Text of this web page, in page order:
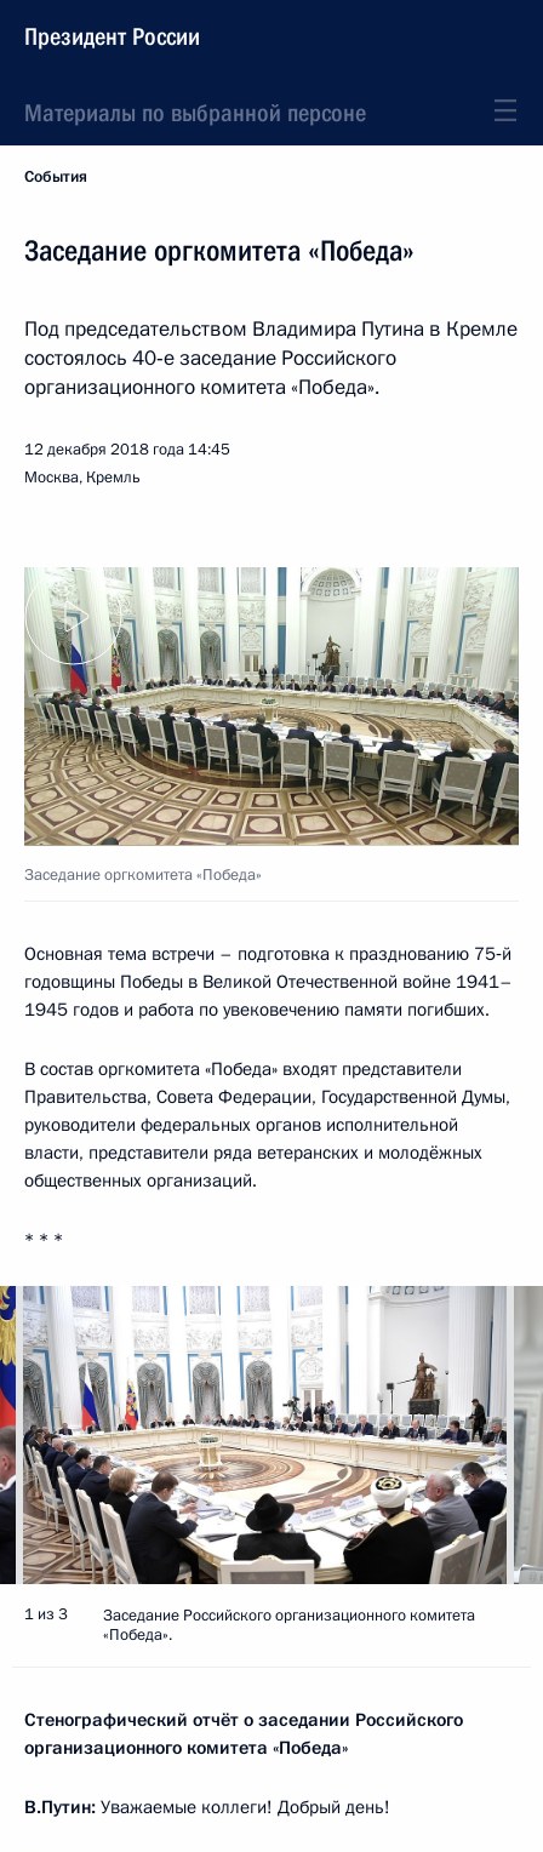
Президент России
Материалы по выбранной персоне
События
Заседание оргкомитета «Победа»
Под председательством Владимира Путина в Кремле
состоялось 40‑е заседание Российского
организационного комитета «Победа».
12 декабря 2018 года 14:45
Москва, Кремль
Заседание оргкомитета «Победа»
Основная тема встречи – подготовка к празднованию 75‑й
годовщины Победы в Великой Отечественной войне 1941–
1945 годов и работа по увековечению памяти погибших.
В состав оргкомитета «Победа» входят представители
Правительства, Совета Федерации, Государственной Думы,
руководители федеральных органов исполнительной
власти, представители ряда ветеранских и молодёжных
общественных организаций.
* * *
1 из 3
Заседание Российского организационного комитета
«Победа».
Стенографический отчёт о заседании Российского
организационного комитета «Победа»
В.Путин: Уважаемые коллеги! Добрый день!